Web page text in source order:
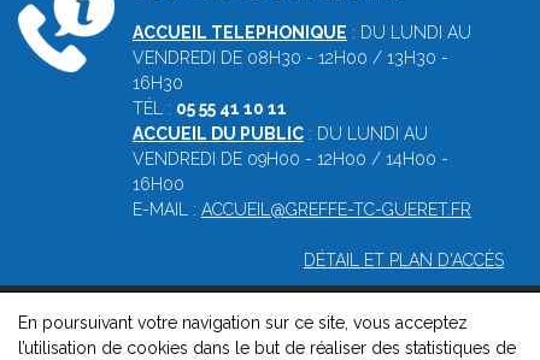
ACCUEIL TELEPHONIQUE : DU LUNDI AU
VENDREDI DE 08H30 - 12H00 / 13H30 -
16H30
TÉL : 05 55 41 10 11
ACCUEIL DU PUBLIC : DU LUNDI AU
VENDREDI DE 09H00 - 12H00 / 14H00 -
16H00
E-MAIL : ACCUEIL@GREFFE-TC-GUERET.FR
DÉTAIL ET PLAN D'ACCÈS
© 2026, Greffe du tribunal de commerce de Guéret -Mentions
En poursuivant votre navigation sur ce site, vous acceptez
l’utilisation de cookies dans le but de réaliser des statistiques de